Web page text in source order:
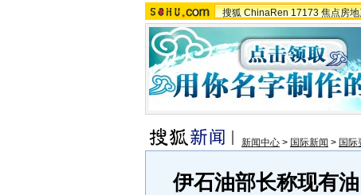
搜狐 ChinaRen 17173 焦点房地
新闻中心 > 国际新闻 > 国际
伊石油部长称现有